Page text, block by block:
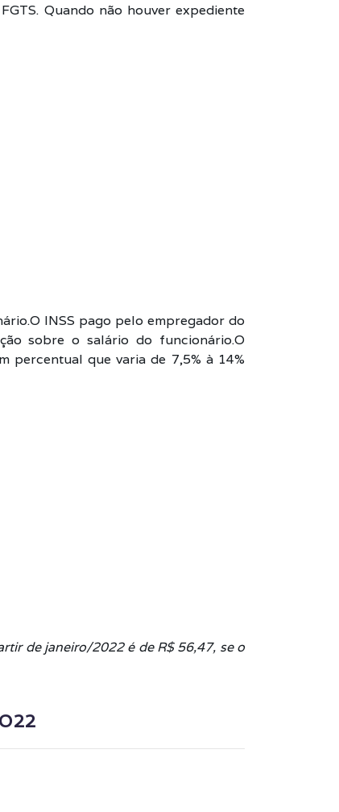
Quando não houver expediente
INSS pago pelo empregador do
sobre o salário do funcionário.O
percentual que varia de 7,5% à 14%
de janeiro/2022 é de R$ 56,47, se o